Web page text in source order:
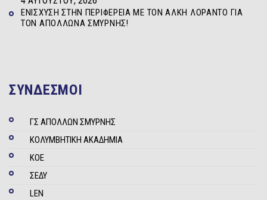
ΕΝΊΣΧΥΣΗ ΣΤΗΝ ΠΕΡΙΦΈΡΕΙΑ ΜΕ ΤΟΝ ΆΛΚΗ ΛΟΡΆΝΤΟ ΓΙΑ
ΤΟΝ ΑΠΌΛΛΩΝΑ ΣΜΎΡΝΗΣ!
ΣΥΝΔΕΣΜΟΙ
ΓΣ ΑΠΟΛΛΩΝ ΣΜΥΡΝΗΣ
ΚΟΛΥΜΒΗΤΙΚΗ ΑΚΑΔΗΜΙΑ
ΚΟΕ
ΣΕΔΥ
LEN